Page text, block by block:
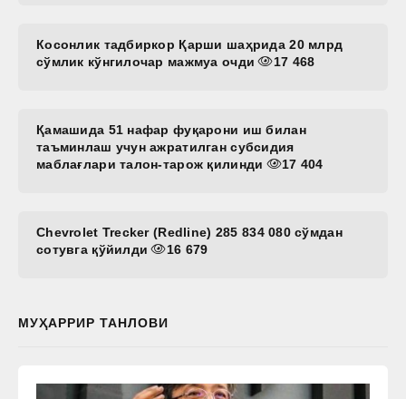
Косонлик тадбиркор Қарши шаҳрида 20 млрд
сўмлик кўнгилочар мажмуа очди
17 468
Қамашида 51 нафар фуқарони иш билан
таъминлаш учун ажратилган субсидия
маблағлари талон-тарож қилинди
17 404
Chevrolet Trecker (Redline) 285 834 080 сўмдан
сотувга қўйилди
16 679
МУҲАРРИР ТАНЛОВИ